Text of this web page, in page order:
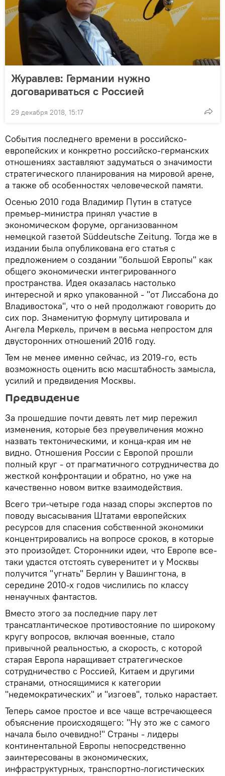
Журавлев: Германии нужно
договариваться с Россией
29 декабря 2018, 15:17
События последнего времени в российско-
европейских и конкретно российско-германских
отношениях заставляют задуматься о значимости
стратегического планирования на мировой арене,
а также об особенностях человеческой памяти.
Осенью 2010 года Владимир Путин в статусе
премьер-министра принял участие в
экономическом форуме, организованном
немецкой газетой Süddeutsche Zeitung. Тогда же в
издании была опубликована его статья с
предложением о создании "большой Европы" как
общего экономически интегрированного
пространства. Идея оказалась настолько
интересной и ярко упакованной - "от Лиссабона до
Владивостока", что о ней продолжают говорить до
сих пор. Знаменитую формулу цитировала и
Ангела Меркель, причем в весьма непростом для
двусторонних отношений 2016 году.
Тем не менее именно сейчас, из 2019-го, есть
возможность оценить всю масштабность замысла,
усилий и предвидения Москвы.
Предвидение
За прошедшие почти девять лет мир пережил
изменения, которые без преувеличения можно
назвать тектоническими, и конца-края им не
видно. Отношения России с Европой прошли
полный круг - от прагматичного сотрудничества до
жесткой конфронтации и обратно, но уже на
качественно новом витке взаимодействия.
Всего три-четыре года назад споры экспертов по
поводу высасывания Штатами европейских
ресурсов для спасения собственной экономики
концентрировались на вопросе сроков, в которые
это произойдет. Сторонники идеи, что Европе все-
таки удастся отстоять суверенитет и у Москвы
получится "угнать" Берлин у Вашингтона, в
середине 2010-х годов числились по классу
ненаучных фантастов.
Вместо этого за последние пару лет
трансатлантическое противостояние по широкому
кругу вопросов, включая военные, стало
привычной реальностью, а скорость, с которой
старая Европа наращивает стратегическое
сотрудничество с Россией, Китаем и другими
странами, относящимися к категории
"недемократических" и "изгоев", только нарастает.
Теперь самое простое и все чаще встречающееся
объяснение происходящего: "Ну это же с самого
начала было очевидно!" Страны - лидеры
континентальной Европы непосредственно
заинтересованы в экономических,
инфраструктурных, транспортно-логистических